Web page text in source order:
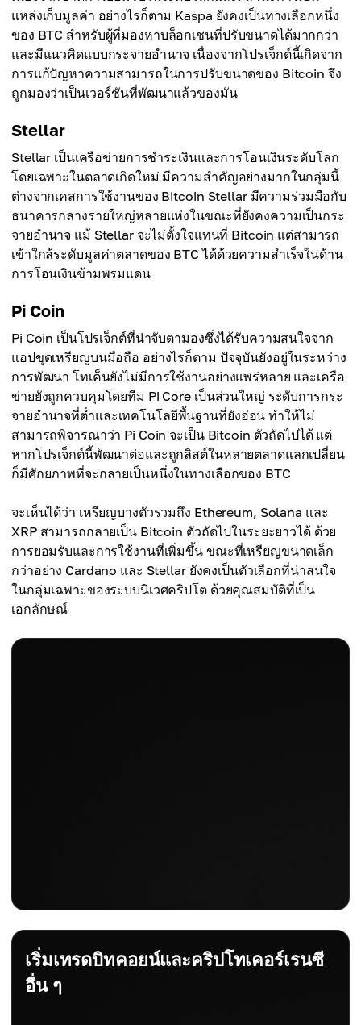
แหล่งเก็บมูลค่า อย่างไรก็ตาม Kaspa ยังคงเป็นทางเลือกหนึ่ง
ของ BTC สำหรับผู้ที่มองหาบล็อกเชนที่ปรับขนาดได้มากกว่า
และมีแนวคิดแบบกระจายอำนาจ เนื่องจากโปรเจ็กต์นี้เกิดจาก
การแก้ปัญหาความสามารถในการปรับขนาดของ Bitcoin จึง
ถูกมองว่าเป็นเวอร์ชันที่พัฒนาแล้วของมัน
Stellar
Stellar เป็นเครือข่ายการชำระเงินและการโอนเงินระดับโลก
โดยเฉพาะในตลาดเกิดใหม่ มีความสำคัญอย่างมากในกลุ่มนี้
ต่างจากเคสการใช้งานของ Bitcoin Stellar มีความร่วมมือกับ
ธนาคารกลางรายใหญ่หลายแห่งในขณะที่ยังคงความเป็นกระ
จายอำนาจ แม้ Stellar จะไม่ตั้งใจแทนที่ Bitcoin แต่สามารถ
เข้าใกล้ระดับมูลค่าตลาดของ BTC ได้ด้วยความสำเร็จในด้าน
การโอนเงินข้ามพรมแดน
Pi Coin
Pi Coin เป็นโปรเจ็กต์ที่น่าจับตามองซึ่งได้รับความสนใจจาก
แอปขุดเหรียญบนมือถือ อย่างไรก็ตาม ปัจจุบันยังอยู่ในระหว่าง
การพัฒนา โทเค็นยังไม่มีการใช้งานอย่างแพร่หลาย และเครือ
ข่ายยังถูกควบคุมโดยทีม Pi Core เป็นส่วนใหญ่ ระดับการกระ
จายอำนาจที่ต่ำและเทคโนโลยีพื้นฐานที่ยังอ่อน ทำให้ไม่
สามารถพิจารณาว่า Pi Coin จะเป็น Bitcoin ตัวถัดไปได้ แต่
หากโปรเจ็กต์นี้พัฒนาต่อและถูกลิสต์ในหลายตลาดแลกเปลี่ยน
ก็มีศักยภาพที่จะกลายเป็นหนึ่งในทางเลือกของ BTC
จะเห็นได้ว่า เหรียญบางตัวรวมถึง Ethereum, Solana และ
XRP สามารถกลายเป็น Bitcoin ตัวถัดไปในระยะยาวได้ ด้วย
การยอมรับและการใช้งานที่เพิ่มขึ้น ขณะที่เหรียญขนาดเล็ก
กว่าอย่าง Cardano และ Stellar ยังคงเป็นตัวเลือกที่น่าสนใจ
ในกลุ่มเฉพาะของระบบนิเวศคริปโต ด้วยคุณสมบัติที่เป็น
เอกลักษณ์
เริ่มเทรดบิทคอยน์และคริปโทเคอร์เรนซี
อื่น ๆ